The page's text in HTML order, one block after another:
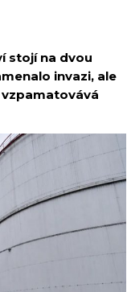
stojí na dvou
invazi, ale